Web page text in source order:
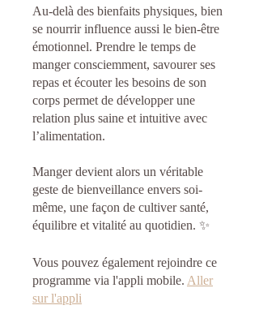
Au-delà des bienfaits physiques, bien
se nourrir influence aussi le bien-être
émotionnel. Prendre le temps de
manger consciemment, savourer ses
repas et écouter les besoins de son
corps permet de développer une
relation plus saine et intuitive avec
l’alimentation.
Manger devient alors un véritable
geste de bienveillance envers soi-
même, une façon de cultiver santé,
équilibre et vitalité au quotidien. ✨
Vous pouvez également rejoindre ce
programme via l'appli mobile. Aller
sur l'appli